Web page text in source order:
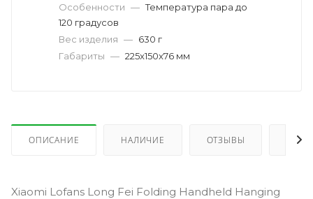
Особенности — Температура пара до
120 градусов
Вес изделия — 630 г
Габариты — 225x150x76 мм
ОПИСАНИЕ НАЛИЧИЕ ОТЗЫВЫ КАК
Xiaomi Lofans Long Fei Folding Handheld Hanging